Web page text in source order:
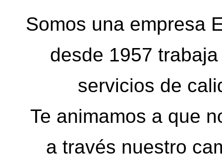
Somos una empresa
desde 1957
servicios de
Te animamos a que
a través nuestro